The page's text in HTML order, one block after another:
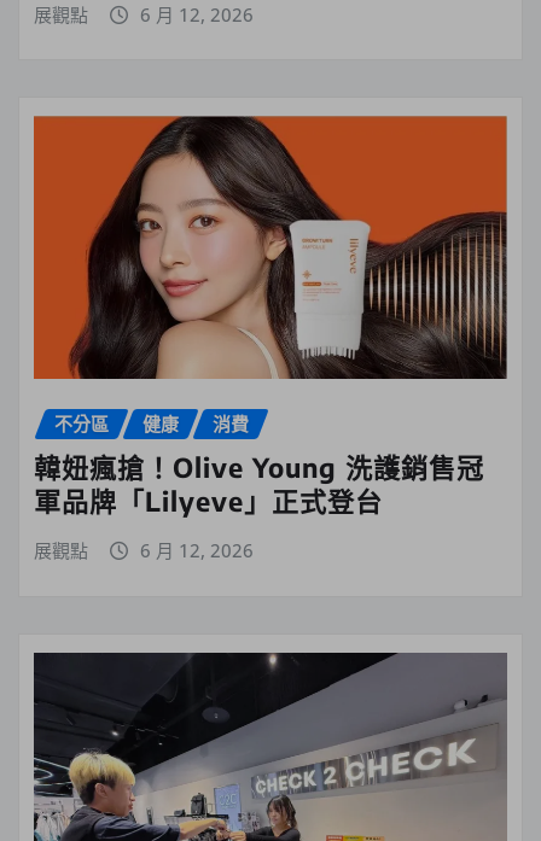
展觀點 6 月 12, 2026
不分區 健康 消費
韓妞瘋搶！Olive Young 洗護銷售冠
軍品牌「Lilyeve」正式登台
展觀點 6 月 12, 2026